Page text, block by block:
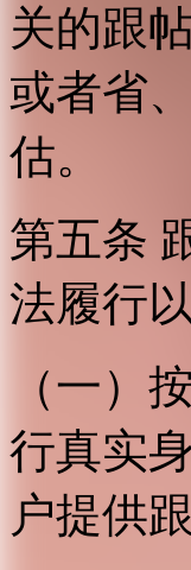
关的跟
或者省
估。
第五条
法履行
（一）
行真实
户提供